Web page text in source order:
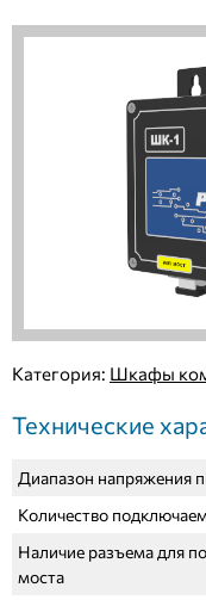
Категория: Шкафы
Технические
Диапазон напряжения
Количество
Наличие разъема для
моста